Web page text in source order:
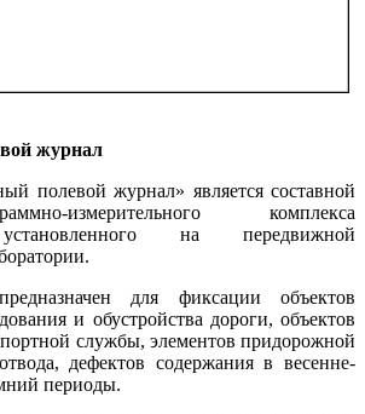
журнал
полевой журнал» является составной
измерительного комплекса
на передвижной
для фиксации объектов
и обустройства дороги, объектов
службы, элементов придорожной
дефектов содержания в весенне-
периоды.